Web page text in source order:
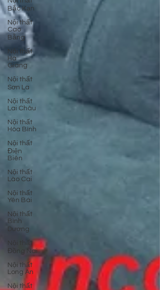
Bắc Kạn
Nội thất
Cao
Bằng
Nội thất
Hà
Giang
Nội thất
Sơn La
Nội thất
Lai Châu
Nội thất
Hòa Bình
Nội thất
Điện
Biên
Nội thất
Lào Cai
Nội thất
Yên Bái
Nội thất
Bình
Dương
Nội thất
Đồng Nai
Nội thất
Long An
Nội thất